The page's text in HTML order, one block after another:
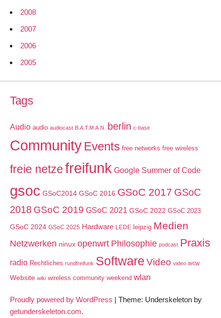
2008
2007
2006
2005
Tags
Audio audio audiocast B.A.T.M.A.N. berlin c-base
Community Events free networks free wireless
freie netzefreifunk Google Summer of Code
gsoc GSoC2014 GSoC 2016 GSoC 2017 GSoC
2018 GSoC 2019 GSoC 2021 GSoC 2022 GSoC 2023
GSoC 2024 GSoC 2025 Hardware LEDE leipzig Medien
Netzwerken ninux openwrt Philosophie podcast Praxis
radio Rechtliches rundfreifunk Software Video video wcw
Website wiki wireless community weekend wlan
Proudly powered by WordPress | Theme: Underskeleton by
getunderskeleton.com.